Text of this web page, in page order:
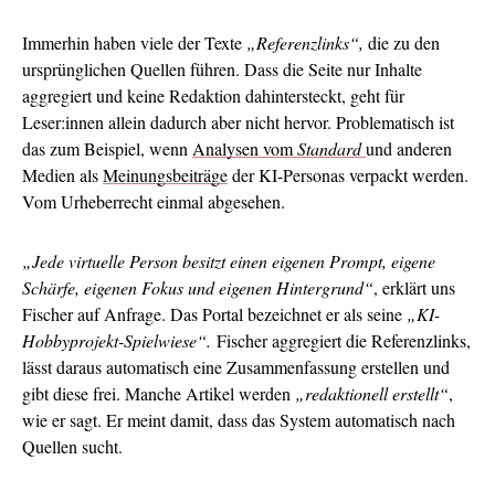
Immerhin haben viele der Texte „Referenzlinks“, die zu den
ursprünglichen Quellen führen. Dass die Seite nur Inhalte
aggregiert und keine Redaktion dahintersteckt, geht für
Leser:innen allein dadurch aber nicht hervor. Problematisch ist
das zum Beispiel, wenn Analysen vomStandardund anderen
Medien alsMeinungsbeiträgeder KI-Personas verpackt werden.
Vom Urheberrecht einmal abgesehen.
„Jede virtuelle Person besitzt einen eigenen Prompt, eigene
Schärfe, eigenen Fokus und eigenen Hintergrund“, erklärt uns
Fischer auf Anfrage. Das Portal bezeichnet er als seine „KI-
Hobbyprojekt-Spielwiese“. Fischer aggregiert die Referenzlinks,
lässt daraus automatisch eine Zusammenfassung erstellen und
gibt diese frei. Manche Artikel werden „redaktionell erstellt“,
wie er sagt. Er meint damit, dass das System automatisch nach
Quellen sucht.